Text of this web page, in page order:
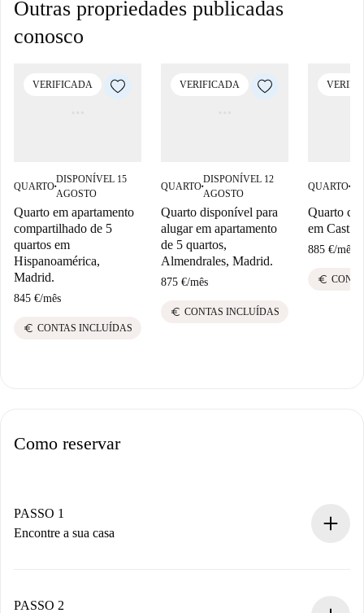
Outras propriedades publicadas
conosco
VERIFICADA
QUARTO■
DISPONÍVEL 15
AGOSTO
Quarto em apartamento
compartilhado de 5
quartos em
Hispanoamérica,
Madrid.
845 €/mês
euro CONTAS INCLUÍDAS
VERIFICADA
QUARTO■
DISPONÍVEL 12
AGOSTO
Quarto disponível para
alugar em apartamento
de 5 quartos,
Almendrales, Madrid.
875 €/mês
euro CONTAS INCLUÍDAS
QUARTO■
Quarto
em
885 €/mês
euro
Como reservar
PASSO 1
Encontre a sua casa
Você tem todas as informações necessárias
PASSO 2